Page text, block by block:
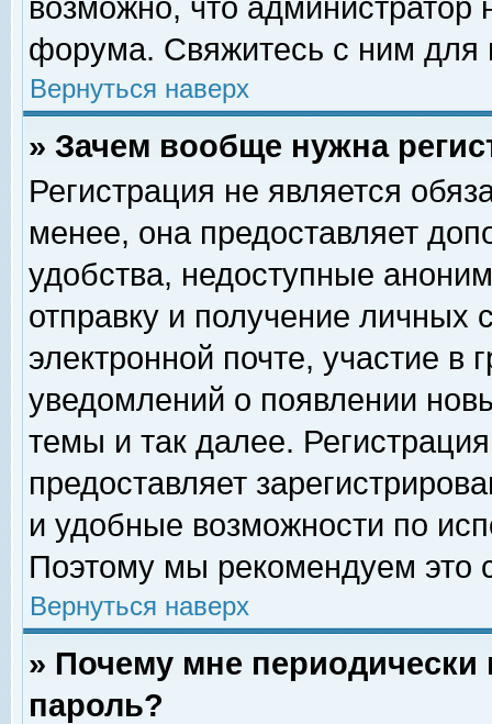
возможно, что
форума. Свяжитесь с ним для
Вернуться наверх
» Зачем вообще нужна
Регистрация не является
менее, она предоставляет
удобства, недоступные
отправку и получение личных
электронной почте, участие в
уведомлений о появлении
темы и так далее.
предоставляет
и удобные возможности по
Поэтому мы рекомендуем это
Вернуться наверх
» Почему мне
пароль?